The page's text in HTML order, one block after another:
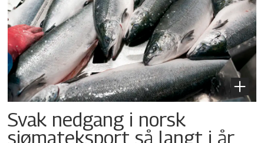
Svak nedgang i norsk
sjømateksport så langt i år